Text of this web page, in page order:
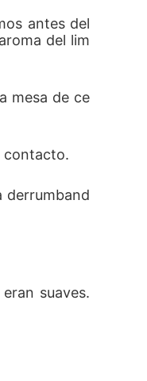
antes del
del lim
mesa de ce
contacto.
derrumband
suaves.